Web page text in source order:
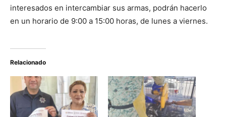
interesados en intercambiar sus armas, podrán hacerlo
en un horario de 9:00 a 15:00 horas, de lunes a viernes.
Relacionado